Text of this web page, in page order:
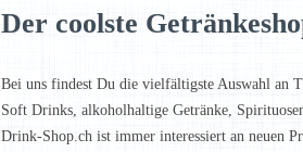
Der coolste
Bei uns findest Du die vielfältigste Auswahl an
Soft Drinks, alkoholhaltige Getränke,
Drink-Shop.ch ist immer interessiert an neuen